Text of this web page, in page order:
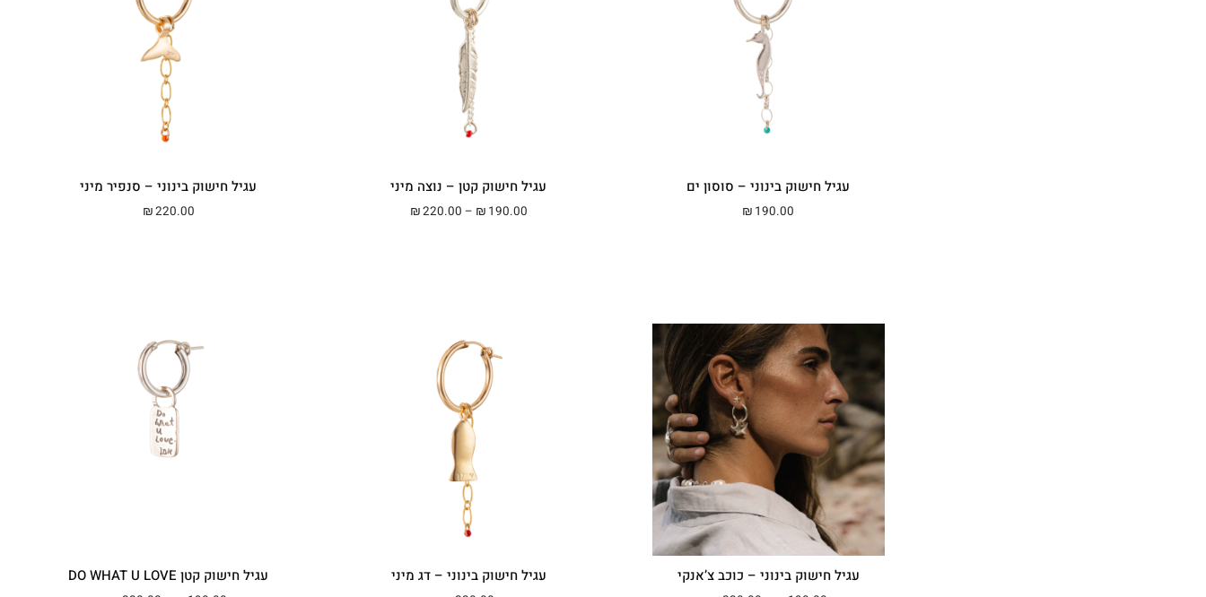
עגיל חישוק בינוני – סוסון ים
₪ 190.00
עגיל חישוק קטן – נוצה מיני
₪ 190.00
–
₪220.00
עגיל חישוק בינוני – סנפיר מיני
₪220.00
עגיל חישוק בינוני – כוכב צ’אנקי עגיל חישוק בינוני – דג מיני עגיל חישוק קטן DO WHAT U LOVE